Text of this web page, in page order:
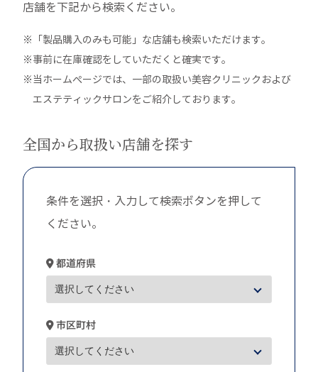
店舗を下記から検索ください。
※「製品購入のみも可能」な店舗も検索いただけます。
※事前に在庫確認をしていただくと確実です。
※当ホームぺージでは、一部の取扱い美容クリニックおよび
エステティックサロンをご紹介しております。
全国から取扱い店舗を探す
条件を選択・入力して検索ボタンを押して
ください。
都道府県
市区町村